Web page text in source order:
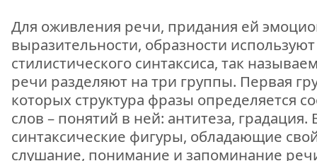
Для оживления речи, придания ей
выразительности, образности
стилистического синтаксиса, так
речи разделяют на три группы. Первая
которых структура фразы определяется
слов – понятий в ней: антитеза, градация.
синтаксические фигуры, обладающие
слушание, понимание и запоминание